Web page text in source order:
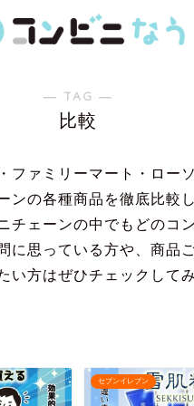
― TAG ―
比較
ファミリーマート・ロー
ンの各種商品を徹底比較
チェーンの中でもどのコ
に思っている方や、商品
い方はぜひチェックして
セブンイレブン